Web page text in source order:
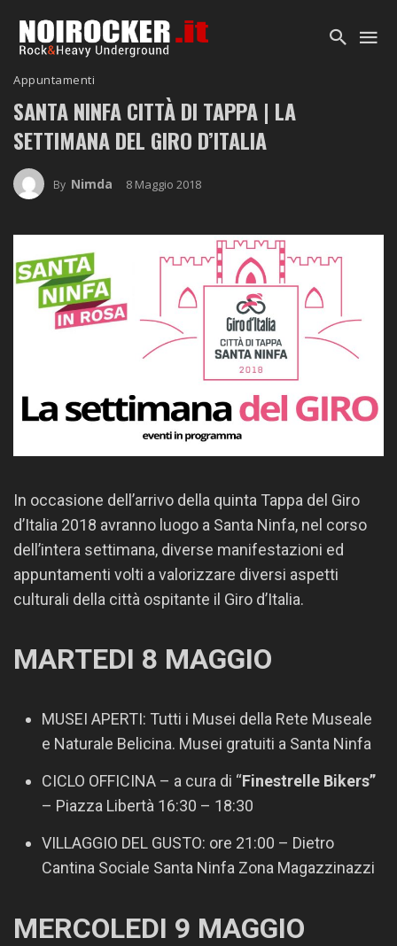
Appuntamenti
SANTA NINFA CITTÀ DI TAPPA | LA
SETTIMANA DEL GIRO D’ITALIA
By Nimda 8 Maggio 2018
In occasione dell’arrivo della quinta Tappa del Giro
d’Italia 2018 avranno luogo a Santa Ninfa, nel corso
dell’intera settimana, diverse manifestazioni ed
appuntamenti volti a valorizzare diversi aspetti
culturali della città ospitante il Giro d’Italia.
MARTEDI 8 MAGGIO
MUSEI APERTI: Tutti i Musei della Rete Museale
e Naturale Belicina. Musei gratuiti a Santa Ninfa
CICLO OFFICINA – a cura di “Finestrelle Bikers”
– Piazza Libertà 16:30 – 18:30
VILLAGGIO DEL GUSTO: ore 21:00 – Dietro
Cantina Sociale Santa Ninfa Zona Magazzinazzi
MERCOLEDI 9 MAGGIO